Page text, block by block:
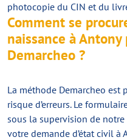
photocopie du CIN et du
Comment se
naissance à
Demarcheo ?
La méthode Demarcheo est
risque d’erreurs. Le
sous la supervision de notre
votre demande d’état civil à